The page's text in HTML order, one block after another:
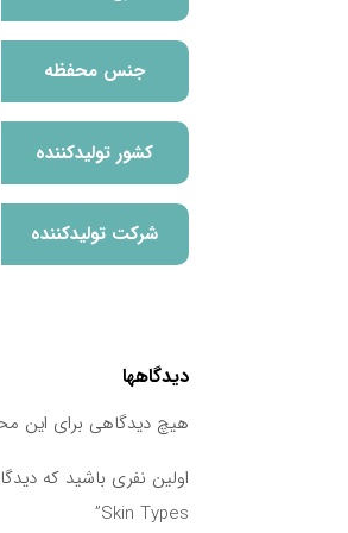
جنس محفظه
کشور تولید‎کننده
شرکت تولید‎کننده
دیدگاهها
هیچ دیدگاهی برای این
Skin Types”